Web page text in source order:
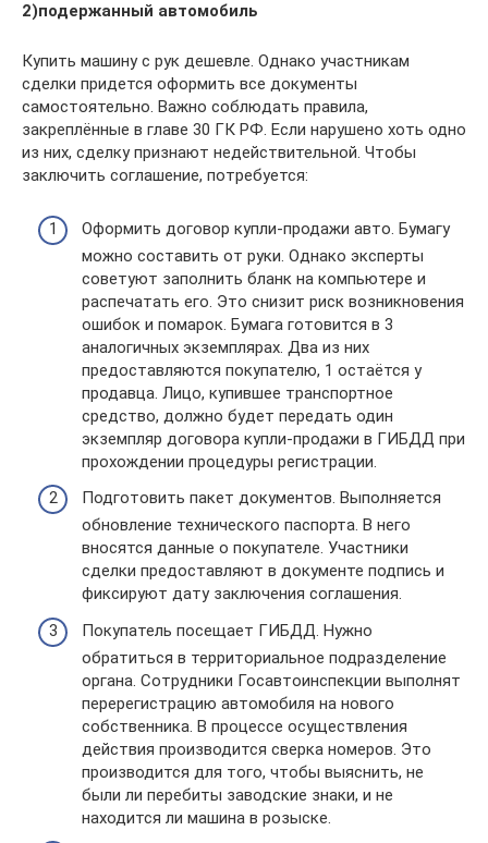
2)подержанный автомобиль
Купить машину с рук дешевле. Однако участникам
сделки придется оформить все документы
самостоятельно. Важно соблюдать правила,
закреплённые в главе 30 ГК РФ. Если нарушено хоть одно
из них, сделку признают недействительной. Чтобы
заключить соглашение, потребуется:
Оформить договор купли-продажи авто. Бумагу
можно составить от руки. Однако эксперты
советуют заполнить бланк на компьютере и
распечатать его. Это снизит риск возникновения
ошибок и помарок. Бумага готовится в 3
аналогичных экземплярах. Два из них
предоставляются покупателю, 1 остаётся у
продавца. Лицо, купившее транспортное
средство, должно будет передать один
экземпляр договора купли-продажи в ГИБДД при
прохождении процедуры регистрации.
Подготовить пакет документов. Выполняется
обновление технического паспорта. В него
вносятся данные о покупателе. Участники
сделки предоставляют в документе подпись и
фиксируют дату заключения соглашения.
Покупатель посещает ГИБДД. Нужно
обратиться в территориальное подразделение
органа. Сотрудники Госавтоинспекции выполнят
перерегистрацию автомобиля на нового
собственника. В процессе осуществления
действия производится сверка номеров. Это
производится для того, чтобы выяснить, не
были ли перебиты заводские знаки, и не
находится ли машина в розыске.